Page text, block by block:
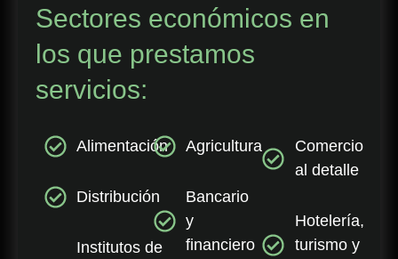
Sectores económicos en
los que prestamos
servicios:
Alimentación
Distribución
Institutos de
Agricultura
Bancario
y
financiero
Comercio
al detalle
Hotelería,
turismo y